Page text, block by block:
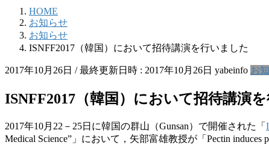
HOME
お知らせ
お知らせ
ISNFF2017（韓国）において招待講演を行いました
2017年10月26日 / 最終更新日時 : 2017年10月26日 yabeinfo お
ISNFF2017（韓国）において招待講演
2017年10月22－25日に韓国の群山（Gunsan）で開催された「
Medical Science”」において，矢部富雄教授が「Pectin induces